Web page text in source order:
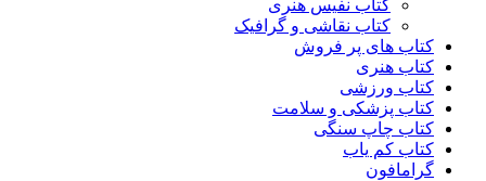
کتاب نفیس هنری
کتاب نقاشی و گرافیک
کتاب های پر فروش
کتاب هنری
کتاب ورزشی
کتاب پزشکی و سلامت
کتاب چاپ سنگی
کتاب کم یاب
گرامافون